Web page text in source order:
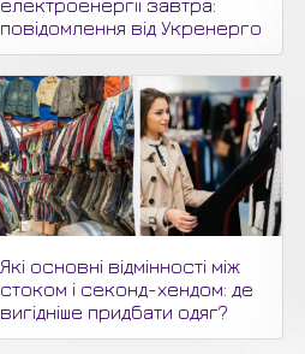
електроенергії завтра:
повідомлення від Укренерго
Які основні відмінності між
стоком і секонд-хендом: де
вигідніше придбати одяг?